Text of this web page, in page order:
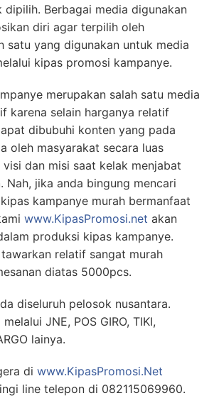
dipilih. Berbagai media digunakan
diri agar terpilih oleh
satu yang digunakan untuk media
kipas promosi kampanye.
merupakan salah satu media
karena selain harganya relatif
dibubuhi konten yang pada
oleh masyarakat secara luas
dan misi saat kelak menjabat
Nah, jika anda bingung mencari
kampanye murah bermanfaat
www.KipasPromosi.net akan
produksi kipas kampanye.
relatif sangat murah
diatas 5000pcs.
diseluruh pelosok nusantara.
JNE, POS GIRO, TIKI,
lainya.
di www.KipasPromosi.Net
line telepon di 082115069960.